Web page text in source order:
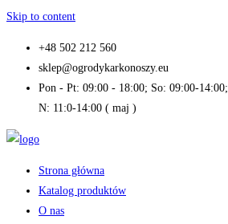
Skip to content
+48 502 212 560
sklep@ogrodykarkonoszy.eu
Pon - Pt: 09:00 - 18:00; So: 09:00-14:00;
N: 11:0-14:00 ( maj )
Strona główna
Katalog produktów
O nas